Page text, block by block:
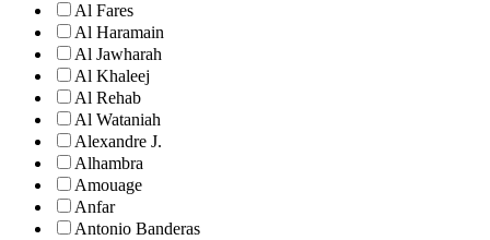
Al Fares
Al Haramain
Al Jawharah
Al Khaleej
Al Rehab
Al Wataniah
Alexandre J.
Alhambra
Amouage
Anfar
Antonio Banderas